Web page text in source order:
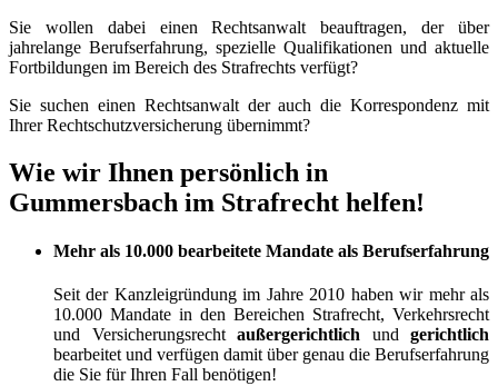
Sie wollen dabei einen Rechtsanwalt beauftragen, der über
jahrelange Berufserfahrung, spezielle Qualifikationen und aktuelle
Fortbildungen im Bereich des Strafrechts verfügt?
Sie suchen einen Rechtsanwalt der auch die Korrespondenz mit
Ihrer Rechtschutzversicherung übernimmt?
Wie wir Ihnen persönlich in
Gummersbach im Strafrecht helfen!
Mehr als 10.000 bearbeitete Mandate als Berufserfahrung
Seit der Kanzleigründung im Jahre 2010 haben wir mehr als
10.000 Mandate in den Bereichen Strafrecht, Verkehrsrecht
und Versicherungsrecht außergerichtlich und gerichtlich
bearbeitet und verfügen damit über genau die Berufserfahrung
die Sie für Ihren Fall benötigen!